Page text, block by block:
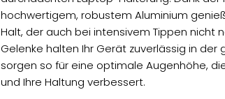
hochwertigem, robustem Aluminium
Halt, der auch bei intensivem Tippen nicht
Gelenke halten Ihr Gerät zuverlässig in der
sorgen so für eine optimale Augenhöhe,
und Ihre Haltung verbessert.